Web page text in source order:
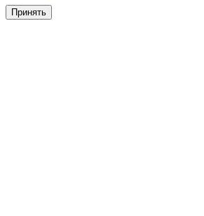
Принять